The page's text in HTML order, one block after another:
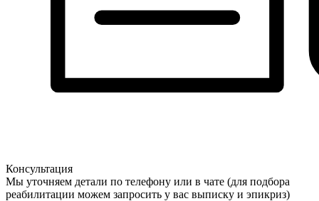
Консультация
Мы уточняем детали по телефону или в чате (для подбора
реабилитации можем запросить у вас выписку и эпикриз)